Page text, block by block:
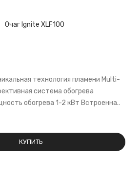
технология пламени Multi-
система обогрева
обогрева 1-2 кВт Встроенна..
КУПИТЬ